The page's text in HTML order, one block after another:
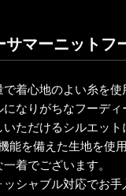
サマーニットフ
で着心地のよい糸を使
になりがちなフーデ
ただけるシルエット
能を備えた生地を使
着でございます。
ッシャブル対応でお手